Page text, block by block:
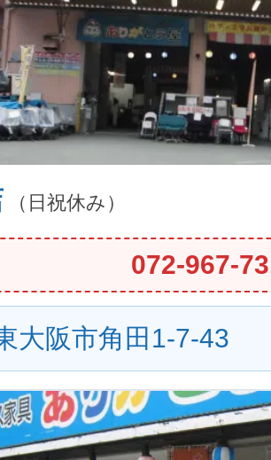
（日祝休み）
072-967-
大阪市角田1-7-43